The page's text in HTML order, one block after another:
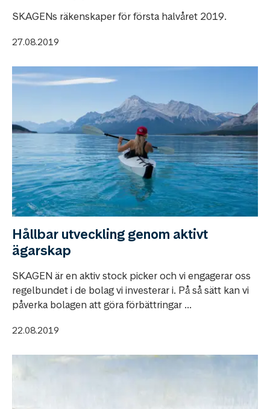
SKAGENs räkenskaper för första halvåret 2019.
27.08.2019
Hållbar utveckling genom aktivt
ägarskap
SKAGEN är en aktiv stock picker och vi engagerar oss
regelbundet i de bolag vi investerar i. På så sätt kan vi
påverka bolagen att göra förbättringar ...
22.08.2019